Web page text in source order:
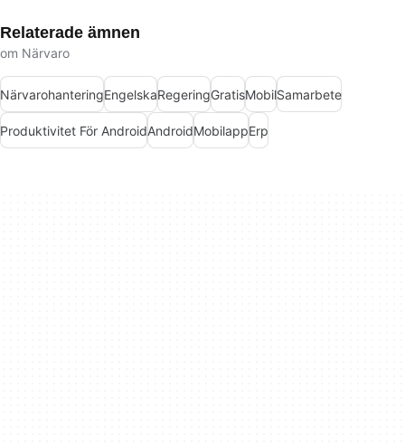
Relaterade ämnen
om Närvaro
NärvarohanteringEngelskaRegeringGratisMobilSamarbete
Produktivitet För AndroidAndroidMobilappErp